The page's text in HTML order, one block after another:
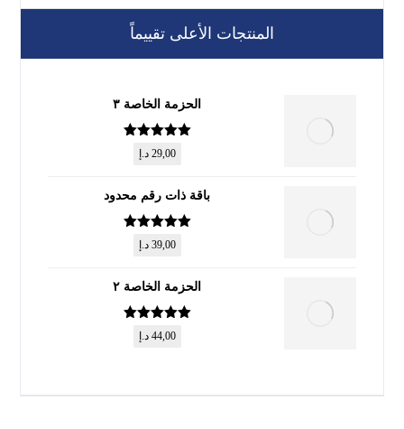
المنتجات الأعلى تقييماً
الحزمة الخاصة ٣
تم التقييم
من 5
29,00 د.إ
باقة ذات رقم محدود
تم التقييم
من 5
39,00 د.إ
الحزمة الخاصة ٢
تم التقييم
من 5
44,00 د.إ